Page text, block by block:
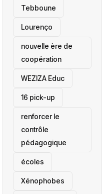
Tebboune
Lourenço
nouvelle ère de
coopération
‎WEZIZA Educ
16 pick-up
renforcer le
contrôle
pédagogique
écoles
‎Xénophobes